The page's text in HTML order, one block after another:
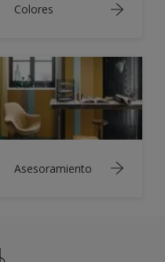
Colores
Asesoramiento